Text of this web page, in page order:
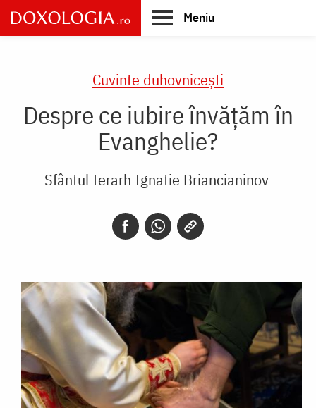
Skip
to
main
Meniu
Cuvinte duhovnicești
Despre ce iubire învățăm în
Evanghelie?
Sfântul Ierarh Ignatie Briancianinov